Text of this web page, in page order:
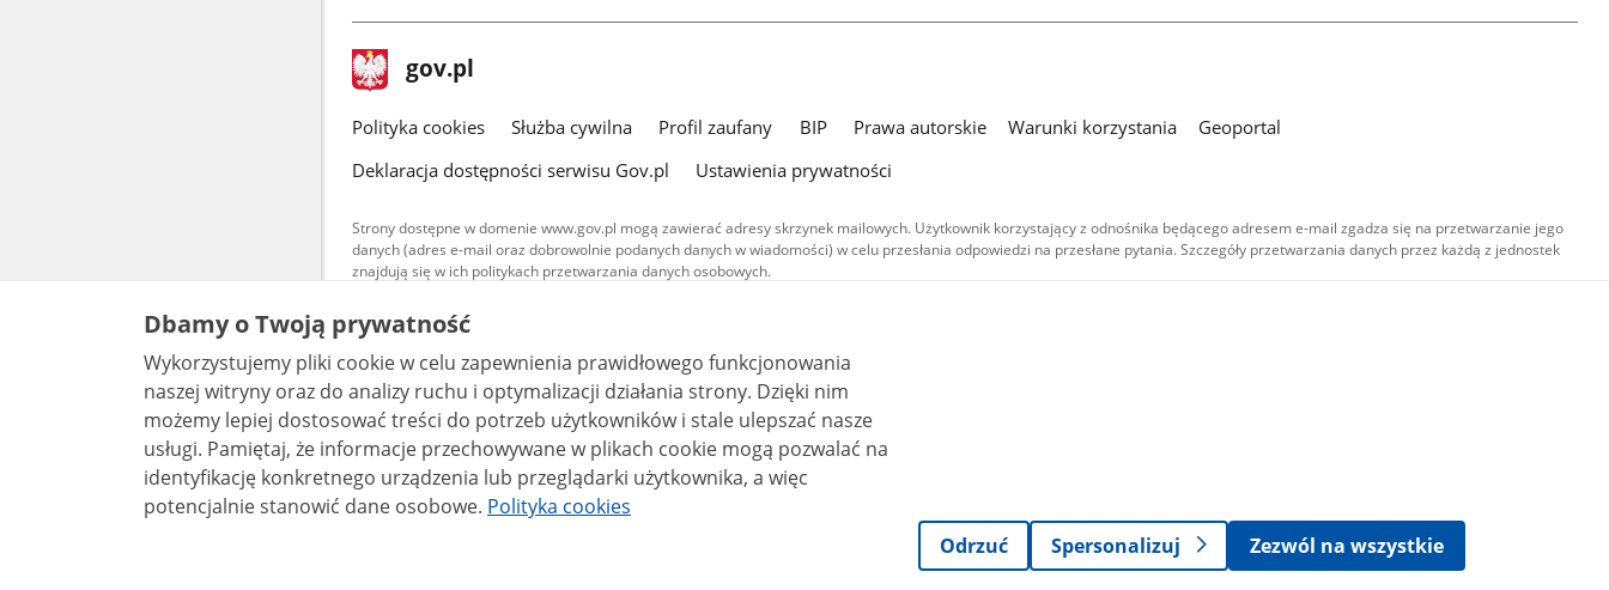
stopka
gov.pl Strona
gov.pl
gov.pl
Polityka cookies Służba cywilna Profil zaufany BIP Prawa autorskie Warunki korzystania
Geoportal
Deklaracja dostępności serwisu Gov.pl
Ustawienia prywatności
Strony dostępne w domenie www.gov.pl mogą zawierać adresy skrzynek mailowych. Użytkownik korzystający z odnośnika będącego adresem e-mail zgadza się na przetwarzanie jego
danych (adres e-mail oraz dobrowolnie podanych danych w wiadomości) w celu przesłania odpowiedzi na przesłane pytania. Szczegóły przetwarzania danych przez każdą z jednostek
znajdują się w ich politykach przetwarzania danych osobowych.
Treści tekstowe publikowane w serwisie (z wyłączeniem treści audiowizualnych), są
udostępniane na licencji typu Creative Commons: uznanie autorstwa - na tych samych
warunkach 4.0 (CC BY-SA 4.0). Materiały audiowizualne, w tym zdjęcia, materiały audio i wideo,
są udostępniane na licencji typu Creative Commons: uznanie autorstwa użycie niekomercyjne -
bez utworów zależnych 4.0 (CC BY-NC-ND 4.0), o ile nie jest to stwierdzone inaczej.
Dbamy o Twoją prywatność
Wykorzystujemy pliki cookie w celu zapewnienia prawidłowego funkcjonowania
naszej witryny oraz do analizy ruchu i optymalizacji działania strony. Dzięki nim
możemy lepiej dostosować treści do potrzeb użytkowników i stale ulepszać nasze
usługi. Pamiętaj, że informacje przechowywane w plikach cookie mogą pozwalać na
identyfikację konkretnego urządzenia lub przeglądarki użytkownika, a więc
potencjalnie stanowić dane osobowe. Polityka cookies
Odrzuć
Spersonalizuj Zezwól na wszystkie